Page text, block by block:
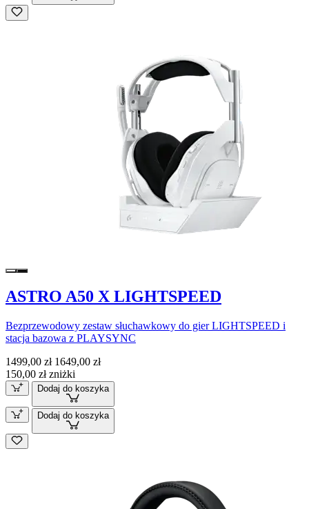
ASTRO A50 X LIGHTSPEED
Bezprzewodowy zestaw słuchawkowy do gier LIGHTSPEED i
stacja bazowa z PLAYSYNC
1499,00 zł 1649,00 zł
150,00 zł zniżki
Dodaj do koszyka
Dodaj do koszyka